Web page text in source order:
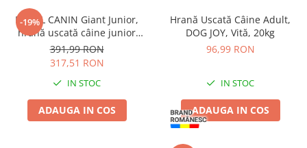
Castroane & Adapatori Pisici
Cuști & Genți Pisici
Litiere Pisici
Jucării Pisici
Zgărzi & Hamuri
Păsări
Hrană Păsări
-19%
ROYAL CANIN Giant Junior,
hrană uscată câine junior
etapa 2 de crestere, 15kg
391,99 RON
317,51 RON
IN STOC
ADAUGA IN COS
Hrană Uscată Câine Adult,
DOG JOY, Vită, 20kg
96,99 RON
IN STOC
ADAUGA IN COS